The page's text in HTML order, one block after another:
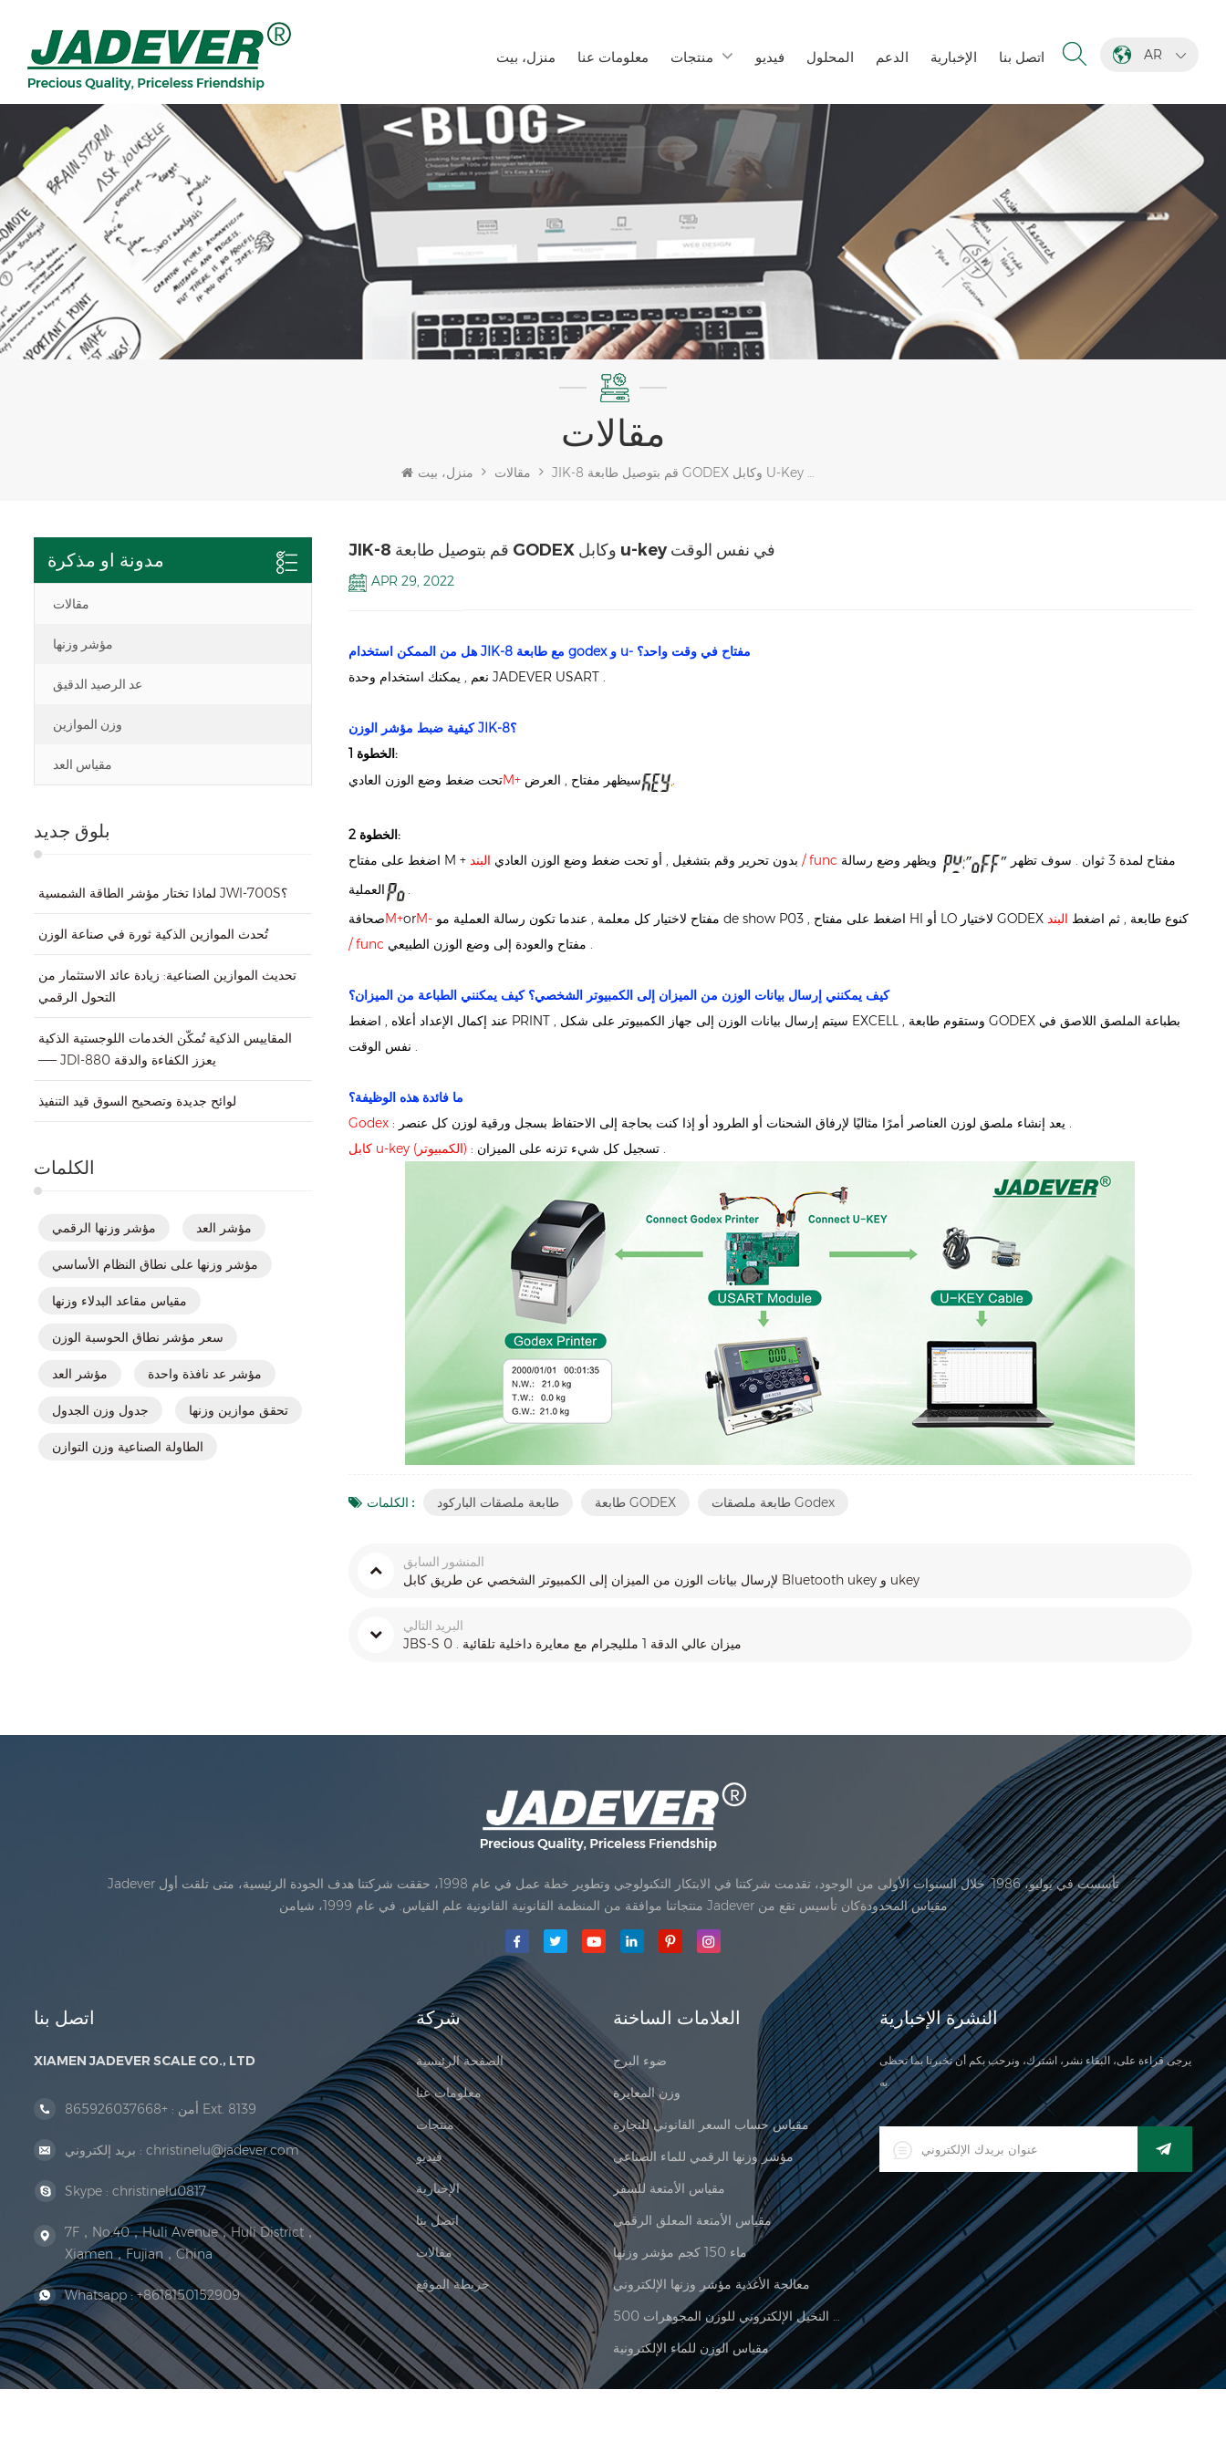
AR منزل، بيت معلومات عنا منتجات فيديو المحلول الدعم الإخبارية اتصل بنا
مقالات
منزل، بيت مقالات JIK-8 قم بتوصيل طابعة GODEX وكابل U-Key في نفس الوقت
مدونة او مذكرة
مقالات
مؤشر وزنها
عد الرصيد الدقيق
وزن الموازين
مقياس العد
بلوق جديد
لماذا تختار مؤشر الطاقة الشمسية JWI-700S؟
تُحدث الموازين الذكية ثورة في صناعة الوزن
تحديث الموازين الصناعية: زيادة عائد الاستثمار من
التحول الرقمي
المقاييس الذكية تُمكّن الخدمات اللوجستية الذكية
—— JDI-880 يعزز الكفاءة والدقة
لوائح جديدة وتصحيح السوق قيد التنفيذ
الكلمات
مؤشر وزنها الرقمي مؤشر العد
مؤشر وزنها على نطاق النظام الأساسي
مقياس مقاعد البدلاء وزنها
سعر مؤشر نطاق الحوسبة الوزن
مؤشر العد مؤشر عد نافذة واحدة
جدول وزن الجدول تحقق موازين وزنها
الطاولة الصناعية وزن التوازن
JIK-8 قم بتوصيل طابعة GODEX وكابل u-key في نفس الوقت
APR 29, 2022
هل من الممكن استخدام JIK-8 مع طابعة godex
و u- مفتاح في وقت واحد؟
نعم , يمكنك استخدام وحدة JADEVER USART .
كيفية ضبط مؤشر الوزن JIK-8؟
الخطوة 1:
تحت ضغط وضع الوزن العاديM+ سيظهر مفتاح , العرض .
الخطوة 2:
اضغط على مفتاح M + بدون تحرير وقم بتشغيل , أو تحت ضغط وضع الوزن العادي البند / func مفتاح لمدة 3 ثوان . سوف تظهر
ويظهر وضع رسالة
العملية
.
صحافةM+orM- مفتاح لاختيار كل معلمة , عندما تكون رسالة العملية مو de show P03 , اضغط على مفتاح HI أو LO لاختيار GODEX كنوع طابعة , ثم اضغط البند
/ func
مفتاح والعودة إلى وضع الوزن الطبيعي .
كيف يمكنني إرسال بيانات الوزن من الميزان إلى الكمبيوتر الشخصي؟ كيف يمكنني الطباعة من الميزان؟
عند إكمال الإعداد أعلاه , اضغط PRINT , سيتم إرسال بيانات الوزن إلى جهاز الكمبيوتر على شكل EXCELL , وستقوم طابعة GODEX بطباعة الملصق اللاصق في
نفس الوقت .
ما فائدة هذه الوظيفة؟
Godex
: يعد إنشاء ملصق لوزن العناصر أمرًا مثاليًا لإرفاق الشحنات أو الطرود أو إذا كنت بحاجة إلى الاحتفاظ بسجل ورقية لوزن كل عنصر .
كابل u-key (الكمبيوتر)
: تسجيل كل شيء تزنه على الميزان .
الكلمات : طابعة ملصقات الباركود طابعة GODEX طابعة ملصقات Godex
المنشور السابق
لإرسال بيانات الوزن من الميزان إلى الكمبيوتر الشخصي عن طريق كابل Bluetooth ukey و ukey
البريد التالي
JBS-S 0 . ميزان عالي الدقة 1 ملليجرام مع معايرة داخلية تلقائية
Jadever تأسست في يوليو، 1986. خلال السنوات الأولى من الوجود، تقدمت شركتنا في الابتكار التكنولوجي وتطوير خطة عمل في عام 1998، حققت شركتنا هدف الجودة الرئيسية، متى تلقت أول
منتجاتنا موافقة من المنظمة القانونية القانونية علم القياس. في عام 1999، شيامن Jadever مقياس المحدودةكان تأسيس تقع من
اتصل بنا
XIAMEN JADEVER SCALE CO., LTD
أمن : +865926037668 Ext. 8139
بريد إلكتروني : christinelu@jadever.com
Skype : christinelu0817
7F，No.40，Huli Avenue，Huli District，
Xiamen，Fujian，China
Whatsapp :+8618150152909
شركة
الصفحة الرئيسية
معلومات عنا
منتجات
فيديو
الإخبارية
اتصل بنا
مقالات
خريطة الموقع
العلامات الساخنة
ضوء البرج
وزن المعايرة
مقياس حساب السعر القانوني للتجارة
مؤشر وزنها الرقمي للماء الصناعي
مقياس الأمتعة للسفر
مقياس الأمتعة المعلق الرقمي
ماء 150 كجم مؤشر وزنها
معالجة الأغذية مؤشر وزنها الإلكتروني
500 جرام مقياس النخيل الإلكتروني للوزن المجوهرات
مقياس الوزن للماء الإلكترونية
النشرة الإخبارية
يرجى قراءة على، البقاء نشر، اشترك، ونرحب بكم أن تخبرنا بما تحظى
به.